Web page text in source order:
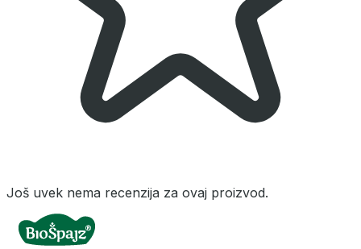
Još uvek nema recenzija za ovaj proizvod.